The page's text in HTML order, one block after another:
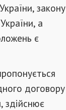
закону
а
є
договору
здійснює